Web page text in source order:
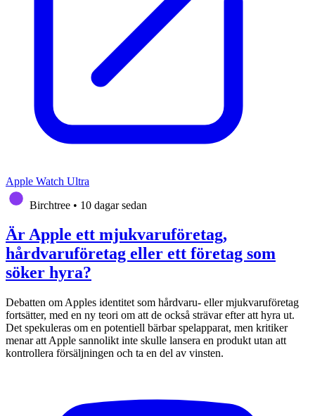
Apple Watch Ultra
Birchtree • 10 dagar sedan
Är Apple ett mjukvaruföretag,
hårdvaruföretag eller ett företag som
söker hyra?
Debatten om Apples identitet som hårdvaru- eller mjukvaruföretag
fortsätter, med en ny teori om att de också strävar efter att hyra ut.
Det spekuleras om en potentiell bärbar spelapparat, men kritiker
menar att Apple sannolikt inte skulle lansera en produkt utan att
kontrollera försäljningen och ta en del av vinsten.